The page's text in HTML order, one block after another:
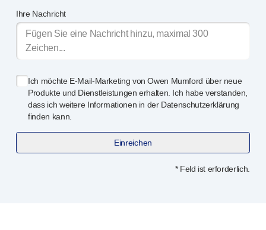
Ihre Nachricht
Ich möchte E-Mail-Marketing von Owen Mumford über neue
Produkte und Dienstleistungen erhalten. Ich habe verstanden,
dass ich weitere Informationen in der Datenschutzerklärung
finden kann.
Einreichen
* Feld ist erforderlich.